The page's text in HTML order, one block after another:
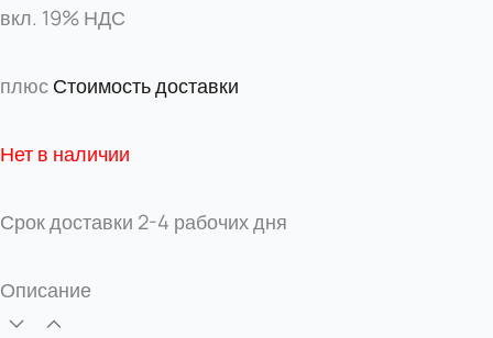
вкл. 19% НДС
плюс Стоимость доставки
Нет в наличии
Срок доставки 2-4 рабочих дня
Описание